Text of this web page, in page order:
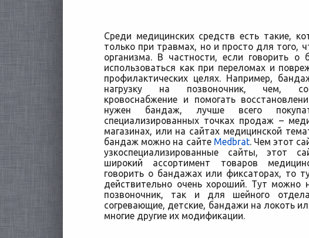
Среди медицинских средств есть такие,
только при травмах, но и просто для того,
организма. В частности, если говорить
использоваться как при переломах и
профилактических целях. Например,
нагрузку на позвоночник, чем,
кровоснабжение и помогать
нужен бандаж, лучше всего
специализированных точках продаж –
магазинах, или на сайтах медицинской
бандаж можно на сайте Medbrat. Чем этот
узкоспециализированные сайты, этот
широкий ассортимент товаров
говорить о бандажах или фиксаторах, то
действительно очень хороший. Тут можно
позвоночник, так и для шейного
согревающие, детские, бандажи на локоть
многие другие их модификации.